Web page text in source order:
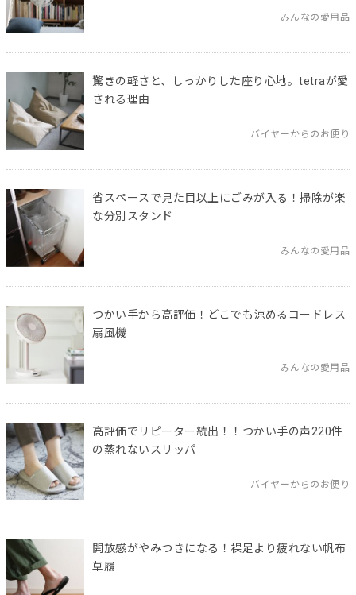
みんなの愛用品
驚きの軽さと、しっかりした座り心地。tetraが愛
される理由
バイヤーからのお便り
省スペースで見た目以上にごみが入る！掃除が楽
な分別スタンド
みんなの愛用品
つかい手から高評価！どこでも涼めるコードレス
扇風機
みんなの愛用品
高評価でリピーター続出！！つかい手の声220件
の蒸れないスリッパ
バイヤーからのお便り
開放感がやみつきになる！裸足より疲れない帆布
草履